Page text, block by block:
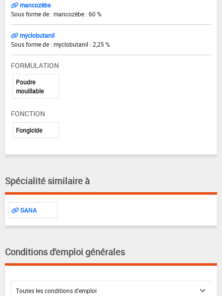
mancozèbe
Sous forme de : mancozèbe : 60 %
myclobutanil
Sous forme de : myclobutanil : 2,25 %
FORMULATION
Poudre
mouillable
FONCTION
Fongicide
Spécialité similaire à
GANA
Conditions d'emploi générales